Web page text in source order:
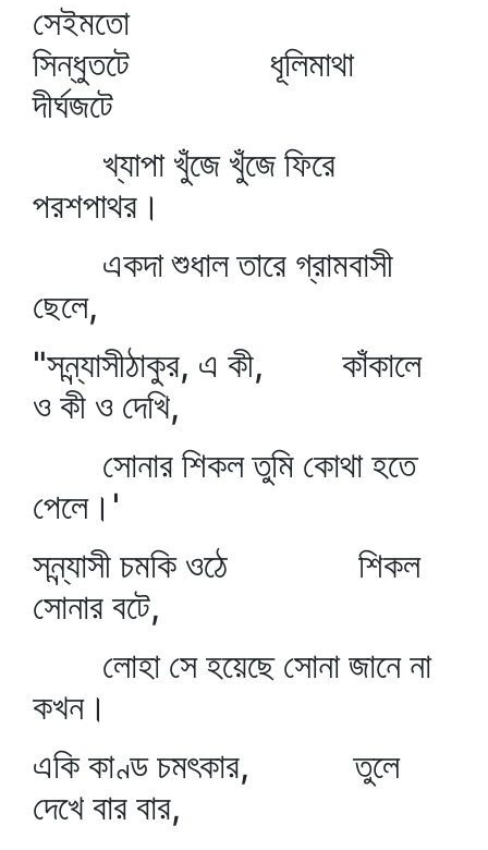
সেইমতো
সিন্ধুতটে ধূলিমাথা
দীর্ঘজটে
খ্যাপা খুঁজে খুঁজে ফিরে
পরশপাথর।
একদা শুধাল তারে গ্রামবাসী
ছেলে,
"সন্ন্যাসীঠাকুর, এ কী, কাঁকালে
ও কী ও দেখি,
সোনার শিকল তুমি কোথা হতে
পেলে।'
সন্ন্যাসী চমকি ওঠে শিকল
সোনার বটে,
লোহা সে হয়েছে সোনা জানে না
কখন।
একি কাণ্ড চমৎকার, তুলে
দেখে বার বার,